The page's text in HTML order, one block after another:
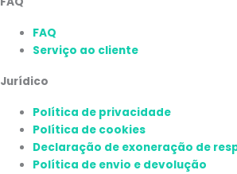
FAQ
Serviço ao cliente
Jurídico
Política de privacidade
Política de cookies
Declaração de exoneração de
Política de envio e devolução